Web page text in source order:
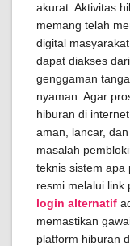
akurat. Aktivitas
memang telah
digital
dapat diakses
genggaman
nyaman. Agar
hiburan di
aman, lancar,
masalah
teknis sistem apa
resmi melalui link
login alternatif
memastikan
platform hiburan